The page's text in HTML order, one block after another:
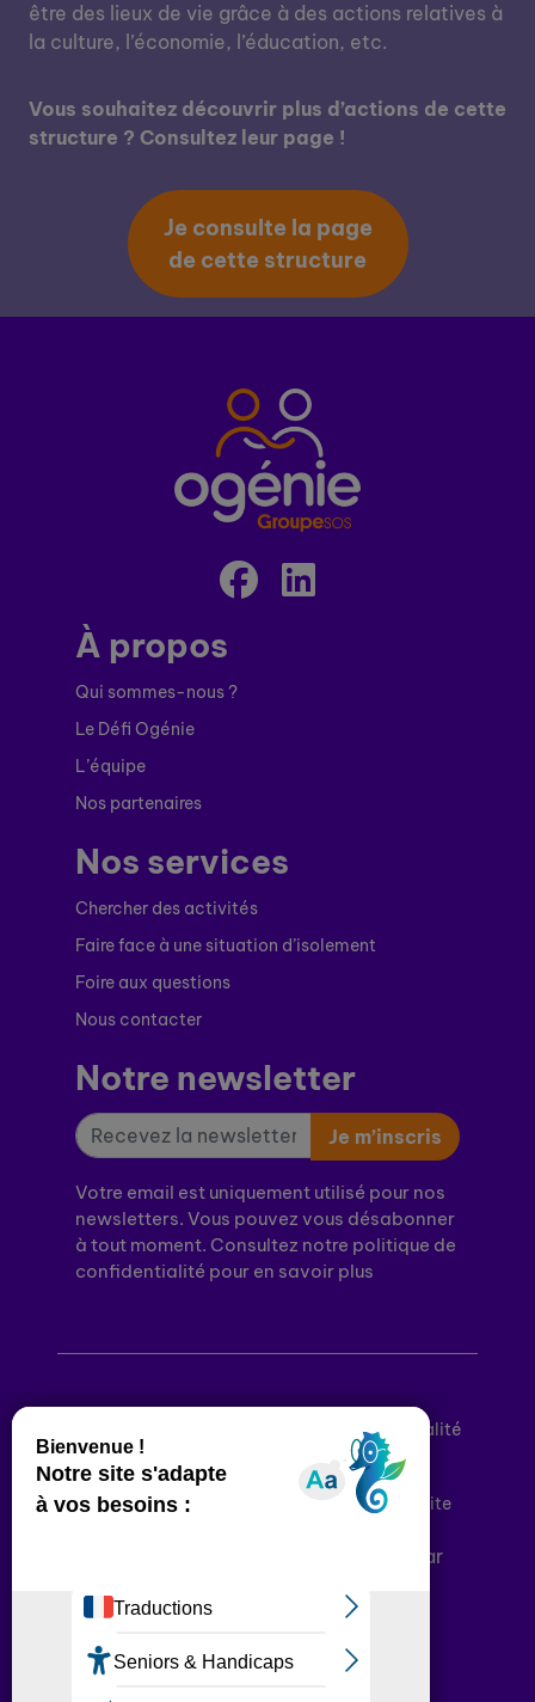
être des lieux de vie grâce à des actions relatives à
la culture, l’économie, l’éducation, etc.
Vous souhaitez découvrir plus d’actions de cette
structure ? Consultez leur page !
Je consulte la page
de cette structure
À propos
Qui sommes-nous ?
Le Défi Ogénie
L’équipe
Nos partenaires
Nos services
Chercher des activités
Faire face à une situation d’isolement
Foire aux questions
Nous contacter
Notre newsletter
Je m’inscris
Votre email est uniquement utilisé pour nos
newsletters. Vous pouvez vous désabonner
à tout moment. Consultez notre politique de
confidentialité pour en savoir plus
Politique de confidentialité
Conditions générales d’utilisation
Déclaration d’accessibilité
Plan du site
Plateforme développée en France par